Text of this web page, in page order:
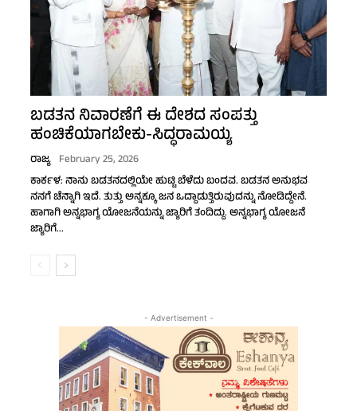
ಬಡತನ ನಿವಾರಣೆಗೆ ಈ ದೇಶದ ಸಂಪತ್ತು
ಹಂಚಿಕೆಯಾಗಬೇಕು-ಸಿದ್ಧರಾಮಯ್ಯ
ರಾಜ್ಯ February 25, 2026
ಕಾರ್ಕಳ: ನಾನು ಬಡತನದಲ್ಲಿಯೇ ಹುಟ್ಟಿ ಬೆಳೆದು ಬಂದವ. ಬಡತನ ಅನುಭವ
ನನಗೆ ಚೆನ್ನಾಗಿ ಇದೆ. ತುತ್ತು ಅನ್ನಕ್ಕೂ ಜನ ಒದ್ದಾಡುತ್ತಿರುವುದನ್ನು ನೋಡಿದ್ದೇನೆ.
ಹಾಗಾಗಿ ಅನ್ನಭಾಗ್ಯ ಯೋಜನೆಯನ್ನು ಜ್ಯಾರಿಗೆ ತಂದಿದ್ದು. ಅನ್ನಭಾಗ್ಯ ಯೋಜನೆ
ಜ್ಯಾರಿಗೆ...
- Advertisement -